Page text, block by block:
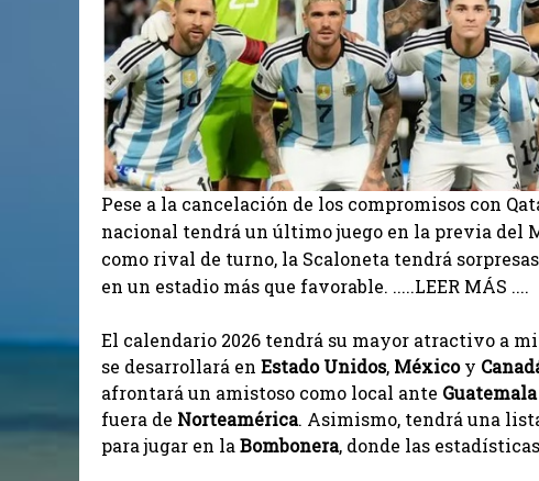
Pese a la cancelación de los compromisos con
nacional tendrá un último juego en la previa del
como rival de turno, la Scaloneta tendrá
en un estadio más que favorable. .....LEER MÁS ....
El calendario 2026 tendrá su mayor atractivo a
se desarrollará en Estado Unidos, Méxicoy
afrontará un amistoso como local ante Guatemala
fuera de Norteamérica. Asimismo, tendrá una
para jugar en la Bombonera, donde las